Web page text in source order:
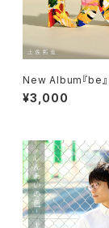
New Album『be
¥3,000